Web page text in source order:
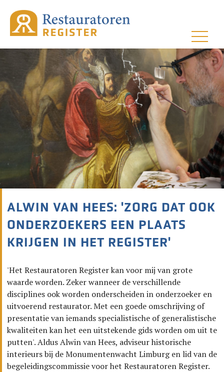
ALWIN VAN HEES: 'ZORG DAT OOK
ONDERZOEKERS EEN PLAATS
KRIJGEN IN HET REGISTER'
'Het Restauratoren Register kan voor mij van grote
waarde worden. Zeker wanneer de verschillende
disciplines ook worden onderscheiden in onderzoeker en
uitvoerend restaurator. Met een goede omschrijving of
presentatie van iemands specialistische of generalistische
kwaliteiten kan het een uitstekende gids worden om uit te
putten'. Aldus Alwin van Hees, adviseur historische
interieurs bij de Monumentenwacht Limburg en lid van de
begeleidingscommissie voor het Restauratoren Register.